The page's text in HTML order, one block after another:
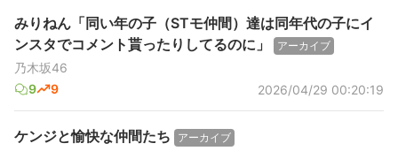
みりねん「同い年の子（STモ仲間）達は同年代の子にイ
ンスタでコメント貰ったりしてるのに」
アーカイブ
乃木坂46
9
9 2026/04/29 00:20:19
ケンジと愉快な仲間たち アーカイブ